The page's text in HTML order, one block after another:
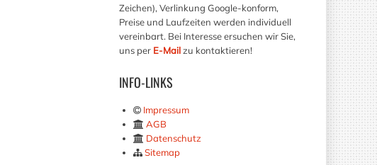
Zeichen), Verlinkung Google-konform,
Preise und Laufzeiten werden individuell
vereinbart. Bei Interesse ersuchen wir Sie,
uns per E-Mailzu kontaktieren!
INFO-LINKS
Impressum
AGB
Datenschutz
Sitemap